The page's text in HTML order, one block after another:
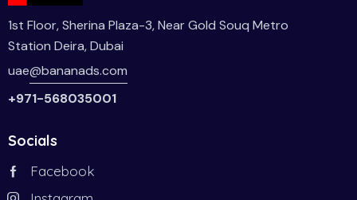
1st Floor, Sherina Plaza-3, Near Gold Souq Metro
Station Deira, Dubai
uae@bananads.com
+971-568035001
Socials
Facebook